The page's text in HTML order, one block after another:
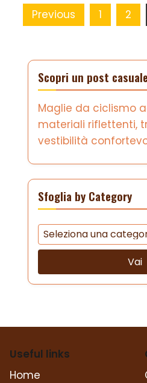
Posts
Previous 1 2
Scopri un post casuale
Maglie da ciclismo
materiali riflettenti,
vestibilità
Sfoglia by Category
Vai
Useful links
Home